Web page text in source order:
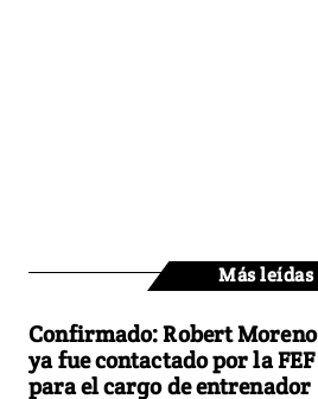
Más leídas
Confirmado: Robert Moreno
ya fue contactado por la FEF
para el cargo de entrenador